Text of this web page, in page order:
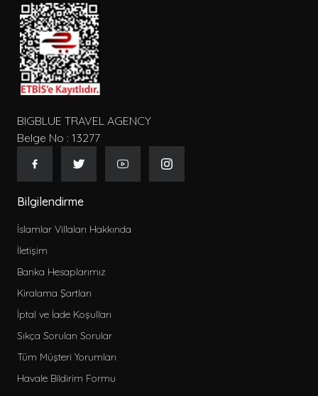
BIGBLUE TRAVEL AGENCY
Belge No : 13277
Bilgilendirme
İslamlar Villaları Hakkında
İletişim
Banka Hesaplarımız
Kiralama Şartları
İptal ve İade Koşulları
Sıkça Sorulan Sorular
Tüm Müşteri Yorumları
Havale Bildirim Formu